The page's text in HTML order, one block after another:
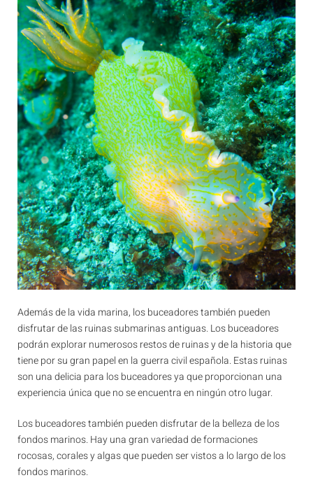
Además de la vida marina, los buceadores también pueden
disfrutar de las ruinas submarinas antiguas. Los buceadores
podrán explorar numerosos restos de ruinas y de la historia que
tiene por su gran papel en la guerra civil española. Estas ruinas
son una delicia para los buceadores ya que proporcionan una
experiencia única que no se encuentra en ningún otro lugar.
Los buceadores también pueden disfrutar de la belleza de los
fondos marinos. Hay una gran variedad de formaciones
rocosas, corales y algas que pueden ser vistos a lo largo de los
fondos marinos.